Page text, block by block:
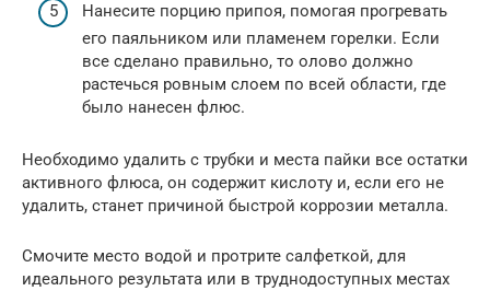
Нанесите порцию припоя, помогая прогревать
его паяльником или пламенем горелки. Если
все сделано правильно, то олово должно
растечься ровным слоем по всей области, где
было нанесен флюс.
Необходимо удалить с трубки и места пайки все остатки
активного флюса, он содержит кислоту и, если его не
удалить, станет причиной быстрой коррозии металла.
Смочите место водой и протрите салфеткой, для
идеального результата или в труднодоступных местах